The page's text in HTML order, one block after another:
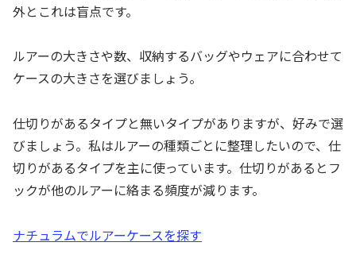
外とこれは盲点です。
ルアーの大きさや数、収納するバッグやウェアに合わせて
ケースの大きさを選びましょう。
仕切りがあるタイプと無いタイプがありますが、好みで選
びましょう。私はルアーの種類ごとに整理したいので、仕
切りがあるタイプを主に使っています。仕切りがあるとフ
ックが他のルアーに絡まる頻度が減ります。
ナチュラムでルアーケースを探す